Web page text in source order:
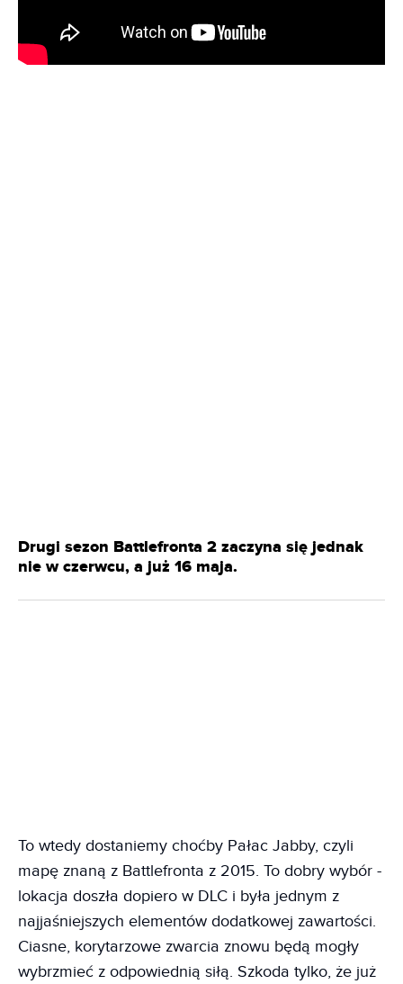
Drugi sezon Battlefronta 2 zaczyna się jednak
nie w czerwcu, a już 16 maja.
To wtedy dostaniemy choćby Pałac Jabby, czyli
mapę znaną z Battlefronta z 2015. To dobry wybór -
lokacja doszła dopiero w DLC i była jednym z
najjaśniejszych elementów dodatkowej zawartości.
Ciasne, korytarzowe zwarcia znowu będą mogły
wybrzmieć z odpowiednią siłą. Szkoda tylko, że już